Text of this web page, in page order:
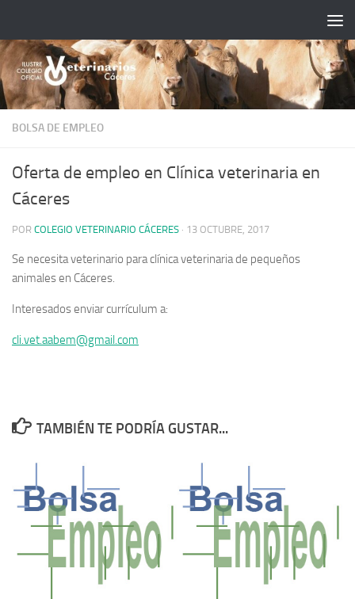
BOLSA DE EMPLEO
Oferta de empleo en Clínica veterinaria en
Cáceres
POR COLEGIO VETERINARIO CÁCERES · 13 OCTUBRE, 2017
Se necesita veterinario para clínica veterinaria de pequeños
animales en Cáceres.
Interesados enviar currículum a:
cli.vet.aabem@gmail.com
TAMBIÉN TE PODRÍA GUSTAR...